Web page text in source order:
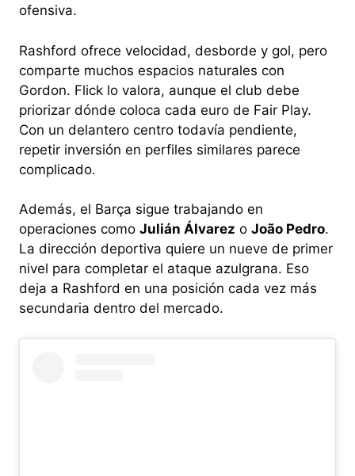
ofensiva.
Rashford ofrece velocidad, desborde y gol, pero
comparte muchos espacios naturales con
Gordon. Flick lo valora, aunque el club debe
priorizar dónde coloca cada euro de Fair Play.
Con un delantero centro todavía pendiente,
repetir inversión en perfiles similares parece
complicado.
Además, el Barça sigue trabajando en
operaciones como Julián Álvarez o João Pedro.
La dirección deportiva quiere un nueve de primer
nivel para completar el ataque azulgrana. Eso
deja a Rashford en una posición cada vez más
secundaria dentro del mercado.